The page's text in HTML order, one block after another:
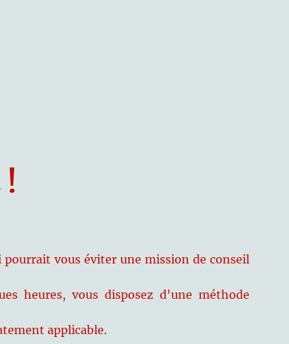
!
vous éviter une mission de conseil
heures, vous disposez d'une méthode
applicable.